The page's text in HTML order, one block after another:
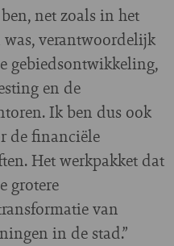
net zoals in het
verantwoordelijk
gebiedsontwikkeling,
en de
Ik ben dus ook
de financiële
Het werkpakket dat
grotere
van
in de stad.”